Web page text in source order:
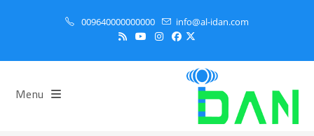
009640000000000 info@al-idan.com
Menu